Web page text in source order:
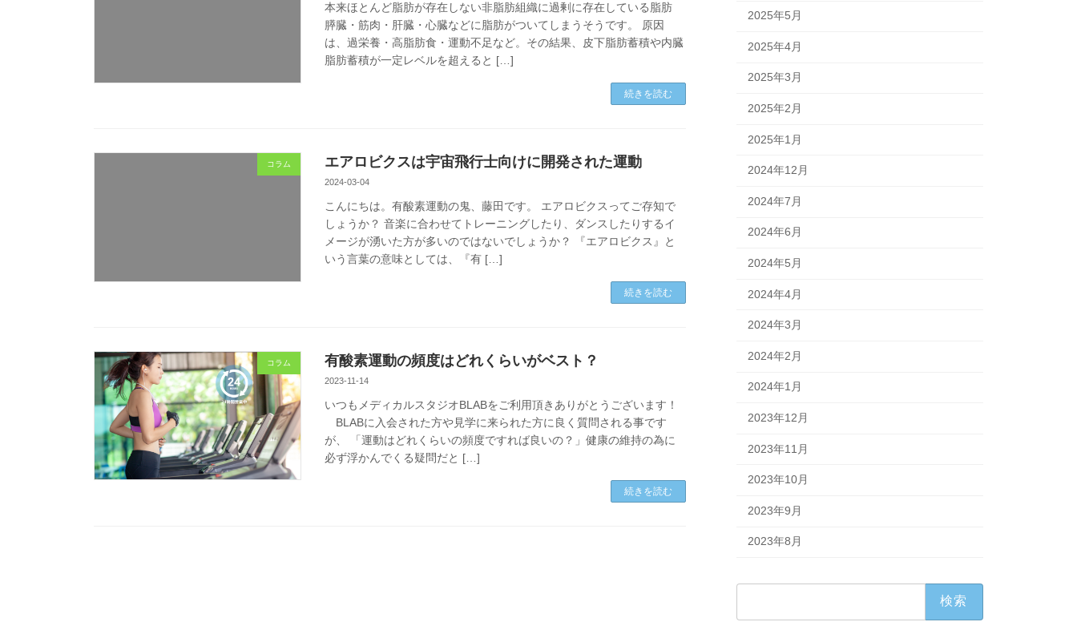
本来ほとんど脂肪が存在しない非脂肪組織に過剰に存在している脂肪
膵臓・筋肉・肝臓・心臓などに脂肪がついてしまうそうです。 原因
は、過栄養・高脂肪食・運動不足など。その結果、皮下脂肪蓄積や内臓
脂肪蓄積が一定レベルを超えると […]
続きを読む
コラム エアロビクスは宇宙飛行士向けに開発された運動
2024-03-04
こんにちは。有酸素運動の鬼、藤田です。 エアロビクスってご存知で
しょうか？ 音楽に合わせてトレーニングしたり、ダンスしたりするイ
メージが湧いた方が多いのではないでしょうか？ 『エアロビクス』と
いう言葉の意味としては、『有 […]
続きを読む
コラム 有酸素運動の頻度はどれくらいがベスト？
2023-11-14
いつもメディカルスタジオBLABをご利用頂きありがとうございます！
BLABに入会された方や見学に来られた方に良く質問される事です
が、 「運動はどれくらいの頻度ですれば良いの？」健康の維持の為に
必ず浮かんでくる疑問だと […]
続きを読む
2025年5月
2025年4月
2025年3月
2025年2月
2025年1月
2024年12月
2024年7月
2024年6月
2024年5月
2024年4月
2024年3月
2024年2月
2024年1月
2023年12月
2023年11月
2023年10月
2023年9月
2023年8月